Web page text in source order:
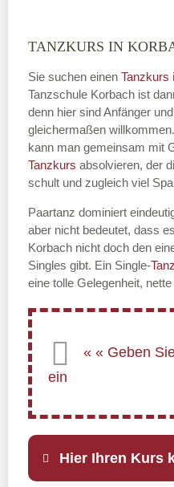
TANZKURS IN
Sie suchen einen Tanzkurs
Tanzschule Korbach ist
denn hier sind Anfänger
gleichermaßen
kann man gemeinsam mit
Tanzkurs absolvieren, der
schult und zugleich viel
Paartanz dominiert
aber nicht bedeutet, dass
Korbach nicht doch den
Singles gibt. Ein Single-
eine tolle Gelegenheit,
Hier Ihren Kurs